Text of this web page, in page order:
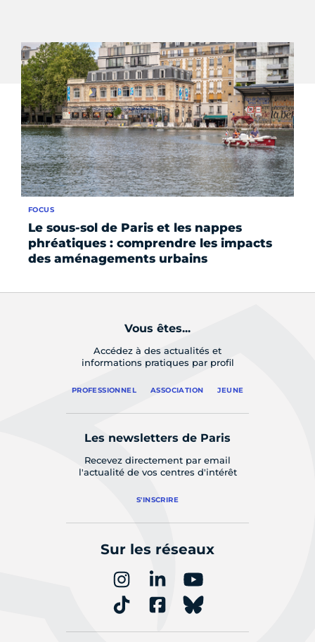
Le sous-sol de Paris et les nappes
phréatiques : comprendre les impacts
des aménagements urbains
FOCUS
Vous êtes...
Accédez à des actualités et
informations pratiques par profil
PROFESSIONNEL ASSOCIATION JEUNE
Les newsletters de Paris
Recevez directement par email
l'actualité de vos centres d'intérêt
S'INSCRIRE
Sur les réseaux